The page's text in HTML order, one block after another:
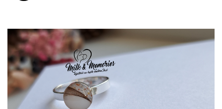
Inele aur
Pandantive
Pandantive aur
Pandantive argint
Vouchere Cadou
Seturi bijuterii
Seturi din argint